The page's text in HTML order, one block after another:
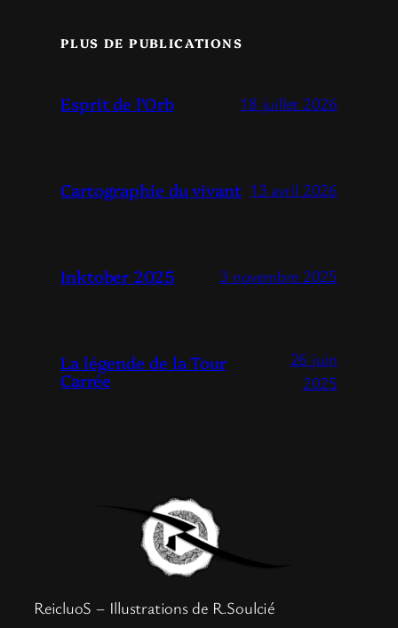
PLUS DE PUBLICATIONS
Esprit de l’Orb 18 juillet 2026
Cartographie du vivant 13 avril 2026
Inktober 2025 3 novembre 2025
La légende de la Tour
Carrée
26 juin
2025
ReicluoS – Illustrations de R.Soulcié